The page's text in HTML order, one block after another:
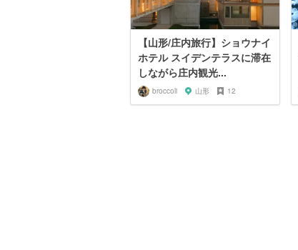
【山形/庄内旅行】ショウナイ
ホテル スイデンテラスに滞在
しながら庄内観光...
broccoli 山形 12